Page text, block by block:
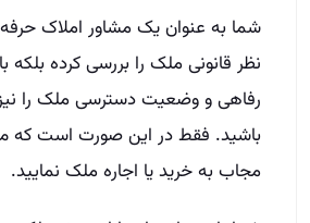
شما به عنوان یک مشاور املاک
نظر قانونی ملک را بررسی کرده بلکه
رفاهی و وضعیت دسترسی ملک را
باشید. فقط در این صورت است که
مجاب به خرید یا اجاره ملک نمایید.